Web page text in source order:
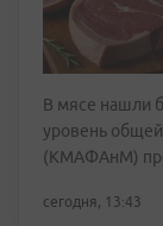
В мясе нашли
уровень
(КМАФАнМ)
сегодня, 13:43